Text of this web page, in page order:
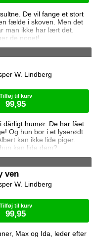
De vil fange et stort
fælde i skoven. Men det
man ikke har lært det.
de noget!
dårligt humør. De har fået
Og hun bor i et lyserødt
kan ikke lide piger.
kan lide dem?
W. Lindberg
Tilføj til kurv
99,95
ven
Max og Ida, leder efter
W. Lindberg
Tilføj til kurv
99,95